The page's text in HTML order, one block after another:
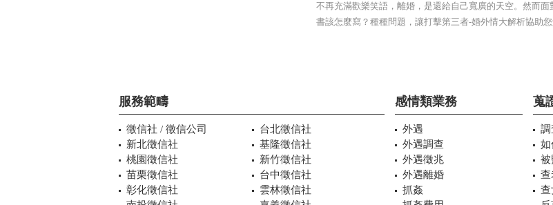
不再充滿歡樂笑語，離婚，是還給自己寬廣的天空。然而
書該怎麼寫？種種問題，讓打擊第三者-婚外情大解析協助您
服務範疇
徵信社 / 徵信公司
台北徵信社
新北徵信社
基隆徵信社
桃園徵信社
新竹徵信社
苗栗徵信社
台中徵信社
彰化徵信社
雲林徵信社
感情類業務
外遇
外遇調查
外遇徵兆
外遇離婚
抓姦
蒐
調
如
被
查
查